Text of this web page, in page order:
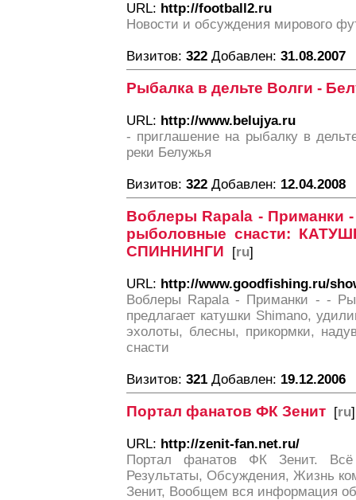
URL: http://football2.ru
Новости и обсуждения мирового
Визитов: 322 Добавлен: 31.08.2007
Рыбалка в дельте Волги -
URL: http://www.belujya.ru
- приглашение на рыбалку в
реки Белужья
Визитов: 322 Добавлен: 12.04.2008
Воблеры Rapala - Приманки
рыболовные снасти:
СПИННИНГИ [ru]
URL: http://www.goodfishing.ru/
Воблеры Rapala - Приманки - -
предлагает катушки Shimano,
эхолоты, блесны, прикормки,
снасти
Визитов: 321 Добавлен: 19.12.2006
Портал фанатов ФК Зенит [ru]
URL: http://zenit-fan.net.ru/
Портал фанатов ФК Зенит.
Результаты, Обсуждения, Жизнь
Зенит, Вообщем вся информация